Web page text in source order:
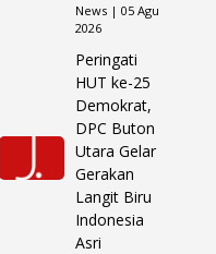
News | 05 Agu
2026
Peringati
HUT ke-25
Demokrat,
DPC Buton
Utara Gelar
Gerakan
Langit Biru
Indonesia
Asri